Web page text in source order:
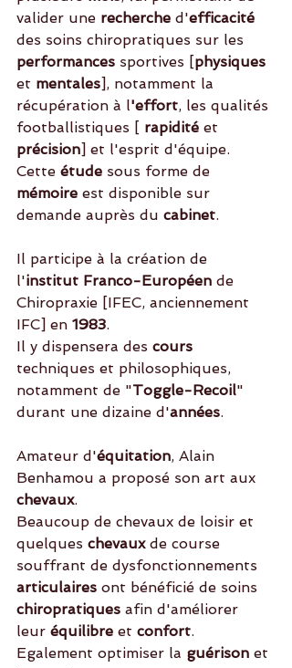
valider une recherche d'efficacité
des soins chiropratiques sur les
performances sportives [physiques
et mentales], notamment la
récupération à l'effort, les qualités
footballistiques [ rapidité et
précision] et l'esprit d'équipe.
Cette étude sous forme de
mémoire est disponible sur
demande auprès du cabinet.
Il participe à la création de
l'institut Franco-Européen de
Chiropraxie [IFEC, anciennement
IFC] en 1983.
Il y dispensera des cours
techniques et philosophiques,
notamment de "Toggle-Recoil"
durant une dizaine d'années.
Amateur d'équitation, Alain
Benhamou a proposé son art aux
chevaux.
Beaucoup de chevaux de loisir et
quelques chevaux de course
souffrant de dysfonctionnements
articulaires ont bénéficié de soins
chiropratiques afin d'améliorer
leur équilibre et confort.
Egalement optimiser la guérison et